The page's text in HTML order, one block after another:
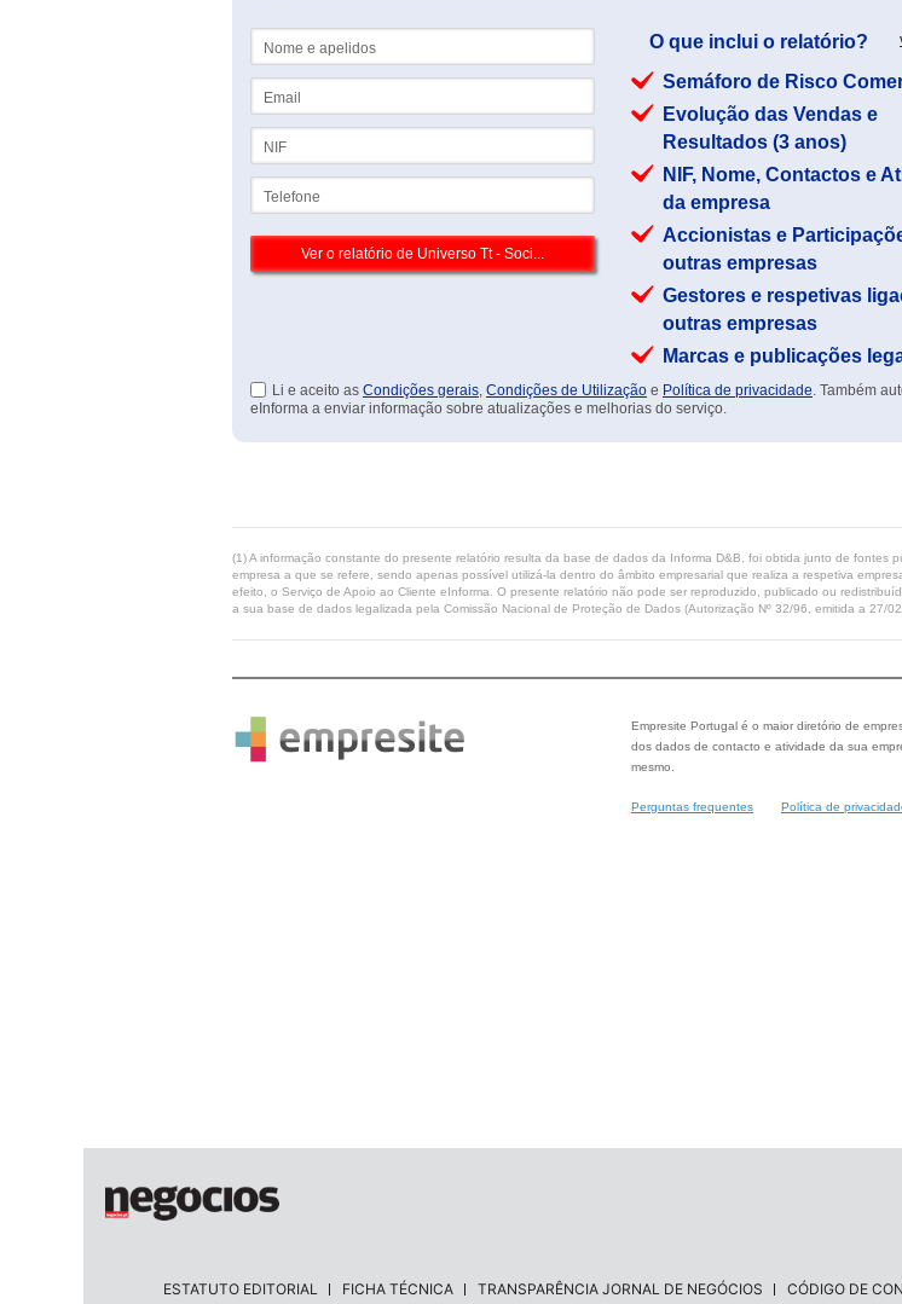
O que inclui o relatório?
Semáforo de Risco
Evolução das Vendas e
Resultados (3 anos)
NIF, Nome, Contactos e
da empresa
Accionistas e
outras empresas
Gestores e respetivas
outras empresas
Marcas e publicações
Li e aceito as Condições gerais, Condições de Utilização e Política de privacidade. Também
eInforma a enviar informação sobre atualizações e melhorias do serviço.
(1) A informação constante do presente relatório resulta da base de dados da Informa D&B, foi obtida junto de fontes
empresa a que se refere, sendo apenas possível utilizá-la dentro do âmbito empresarial que realiza a respetiva
efeito, o Serviço de Apoio ao Cliente eInforma. O presente relatório não pode ser reproduzido, publicado ou
a sua base de dados legalizada pela Comissão Nacional de Proteção de Dados (Autorização Nº 32/96, emitida a 27/
Empresite Portugal é o maior diretório de
dos dados de contacto e atividade da sua
mesmo.
Perguntas frequentes Política de